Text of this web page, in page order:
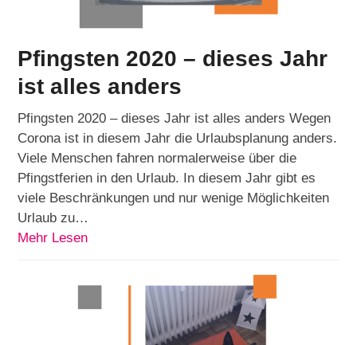
Pfingsten 2020 – dieses Jahr
ist alles anders
Pfingsten 2020 – dieses Jahr ist alles anders Wegen
Corona ist in diesem Jahr die Urlaubsplanung anders.
Viele Menschen fahren normalerweise über die
Pfingstferien in den Urlaub. In diesem Jahr gibt es
viele Beschränkungen und nur wenige Möglichkeiten
Urlaub zu…
Mehr Lesen